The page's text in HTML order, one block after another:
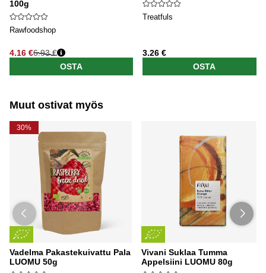
100g
Rawfoodshop
4.16 €
Normaali hinta
6.93 €
OSTA
Treatfuls
3.26 €
OSTA
Muut ostivat myös
30%
Vadelma Pakastekuivattu Pala
LUOMU 50g
Vivani Suklaa Tumma
Appelsiini LUOMU 80g